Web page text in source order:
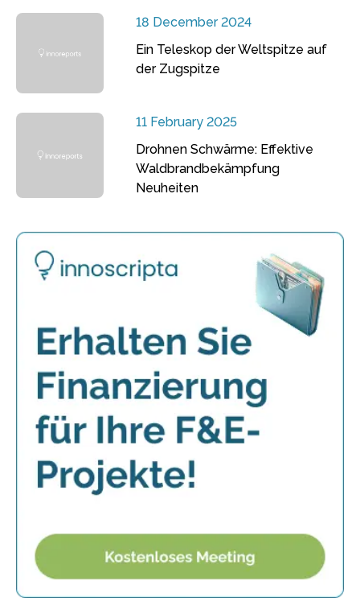
18 December 2024
Ein Teleskop der Weltspitze auf
der Zugspitze
11 February 2025
Drohnen Schwärme: Effektive
Waldbrandbekämpfung
Neuheiten